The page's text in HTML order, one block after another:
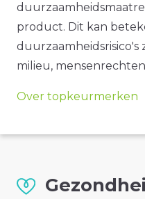
product. Dit kan
duurzaamheidsrisico's
milieu,
Over topkeurmerken